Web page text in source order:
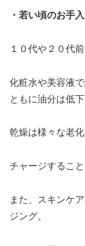
・若い頃のお手
１０代や２０代
化粧水や美容液
ともに油分は低下
乾燥は様々な老
チャージすること
また、スキンケ
ジング。